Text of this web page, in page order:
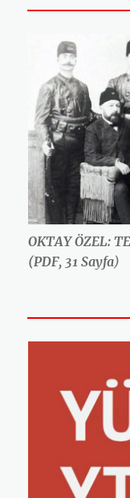
OKTAY ÖZEL:
(PDF, 31 Sayfa)